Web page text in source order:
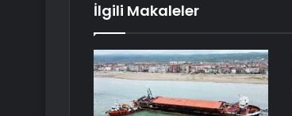
İlgili Makaleler